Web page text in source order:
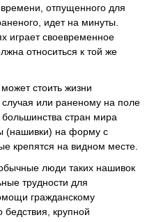
отпущенного для
идет на минуты.
играет своевременное
относиться к той же
стоить жизни
случая или раненому на поле
стран мира
(нашивки) на форму с
крепятся на видном месте.
люди таких нашивок
трудности для
гражданскому
бедствия, крупной